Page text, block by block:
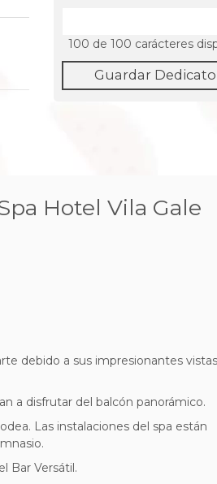
100 de 100 carácteres
Guardar
Hotel Vila Gale
debido a sus impresionantes
a disfrutar del balcón panorámico.
Las instalaciones del spa están
Bar Versátil.